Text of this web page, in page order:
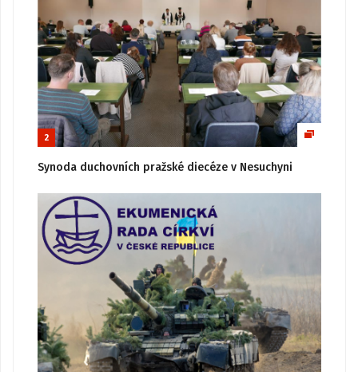
2
Synoda duchovních pražské diecéze v Nesuchyni